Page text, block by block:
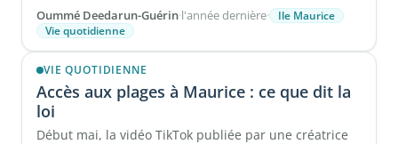
2025-2026 marque un tournant ...
Oummé Deedarun-Guérin·l'année dernière·
Ile Maurice
Vie quotidienne
VIE QUOTIDIENNE
Accès aux plages à Maurice : ce que dit la
loi
Début mai, la vidéo TikTok publiée par une créatrice